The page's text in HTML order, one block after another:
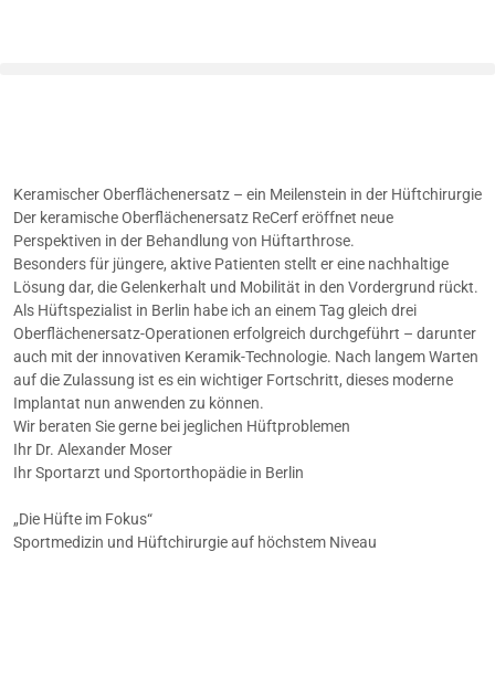
Keramischer Oberflächenersatz – ein Meilenstein in der Hüftchirurgie
Der keramische Oberflächenersatz ReCerf eröffnet neue
Perspektiven in der Behandlung von Hüftarthrose.
Besonders für jüngere, aktive Patienten stellt er eine nachhaltige
Lösung dar, die Gelenkerhalt und Mobilität in den Vordergrund rückt.
Als Hüftspezialist in Berlin habe ich an einem Tag gleich drei
Oberflächenersatz-Operationen erfolgreich durchgeführt – darunter
auch mit der innovativen Keramik-Technologie. Nach langem Warten
auf die Zulassung ist es ein wichtiger Fortschritt, dieses moderne
Implantat nun anwenden zu können.
Wir beraten Sie gerne bei jeglichen Hüftproblemen
Ihr Dr. Alexander Moser
Ihr Sportarzt und Sportorthopädie in Berlin
„Die Hüfte im Fokus“
Sportmedizin und Hüftchirurgie auf höchstem Niveau